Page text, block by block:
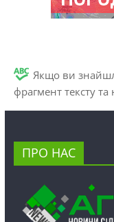
Якщо ви
фрагмент тексту та
ПРО НАС